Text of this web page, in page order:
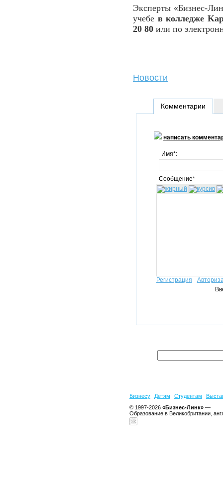
Эксперты «Бизнес-
учебе в колледже
20 80 или по
Новости
Комментарии
написать
Имя*:
Сообщение*
Регистрация
Бизнесу Детям Студентам
© 1997-2026 «Бизнес-Линк» —
Образование в Великобритании,